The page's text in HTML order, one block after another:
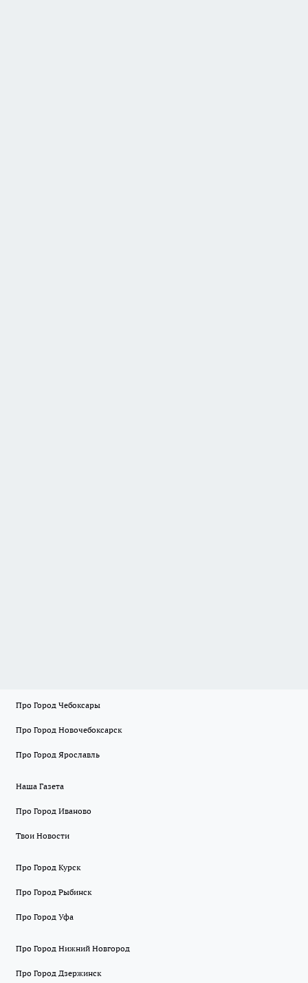
Про Город Чебоксары
Про Город Новочебоксарск
Про Город Ярославль
Наша Газета
Про Город Иваново
Твои Новости
Про Город Курск
Про Город Рыбинск
Про Город Уфа
Про Город Нижний Новгород
Про Город Дзержинск